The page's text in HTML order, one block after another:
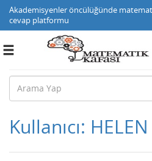
Akademisyenler öncülüğünde
cevap platformu
Toggle
Kullanıcı: HELEN